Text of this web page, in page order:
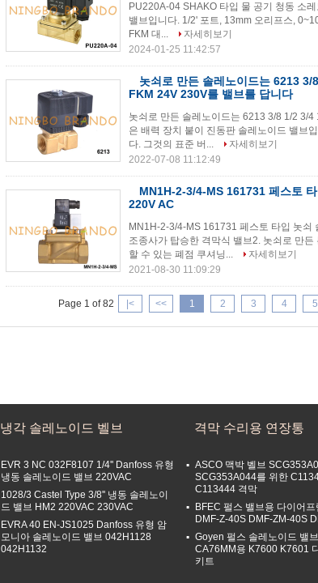
PU220A-04 SHAKO 타입 물 공기 청동 소
밸브입니다. 1/2' 포트, 13mm 오리프스,
FKM 대...
자세히보기
2024-01-25 11:42:57
놋쇠로 만든 솔레노이드는 6213
FKM 24V 230V를 밸브를 답니다
놋쇠로 만든 솔레노이드는 6213 3/8 1/2 3/
은 배력 장치 붙이 진동판 솔레노이드 밸브
다. 그것의 표준 버...
자세히보기
2022-07-08 11:12:49
MN1H-2-3/4-MS 161731 페스토
220V AC
MN1H-2-3/4-MS 161731 페스토 타입 놋쇠
조종사가 탑승한 격막식 밸브2. 놋쇠로 만든
할 수 있는 폐점 쿠셔닝...
자세히보기
2021-08-30 11:09:29
Page 1 of 82 |< << 1 2 3 4 5
냉각 솔레노이드 벨브
EVR 3 NC 032F8107 1/4'' Danfoss 유형
냉동 솔레노이드 밸브 220VAC
1028/3 Castel Type 3/8'' 냉동 솔레노이
드 밸브 HM2 220VAC 230VAC
EVRA 40 EN-JS1025 Danfoss 유형 암
모니아 솔레노이드 밸브 042H1128
042H1132
격막 수리용 연장통
ASCO 맥박 벨브
SCG353A044를 위한
C113444 격막
BFEC 펄스 밸브용 다이어프
DMF-Z-40S DMF-ZM-40S
Goyen 펄스 솔레노이드 밸
CA76MM용 K7600 K7601
키트